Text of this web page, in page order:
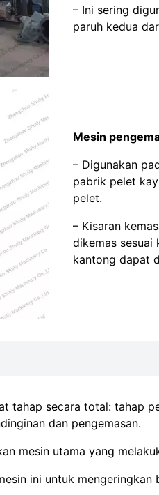
– Ini sering
paruh kedua
Mesin
– Digunakan
pabrik pelet
pelet.
– Kisaran
dikemas sesuai
kantong dapat
tahap secara total: tahap
dan pengemasan.
mesin utama yang
ini untuk mengeringkan